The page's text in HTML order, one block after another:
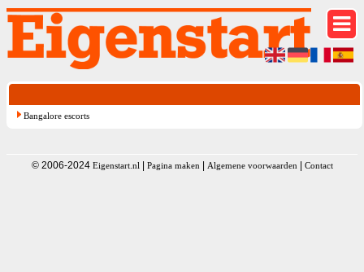
Bangalore escorts
© 2006-2024 Eigenstart.nl| Pagina maken| Algemene voorwaarden| Contact